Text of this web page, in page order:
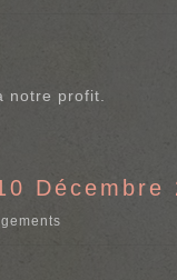
notre profit.
Décembre